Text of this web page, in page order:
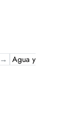
→ Agua y